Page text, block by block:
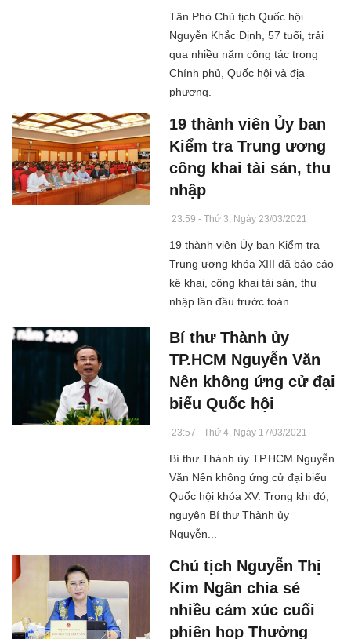
Tân Phó Chủ tịch Quốc hội
Nguyễn Khắc Định, 57 tuổi, trải
qua nhiều năm công tác trong
Chính phủ, Quốc hội và địa
phương.
19 thành viên Ủy ban
Kiểm tra Trung ương
công khai tài sản, thu
nhập
23:59 - Thứ 3, Ngày 23/03/2021
19 thành viên Ủy ban Kiểm tra
Trung ương khóa XIII đã báo cáo
kê khai, công khai tài sản, thu
nhập lần đầu trước toàn...
Bí thư Thành ủy
TP.HCM Nguyễn Văn
Nên không ứng cử đại
biểu Quốc hội
23:57 - Thứ 4, Ngày 17/03/2021
Bí thư Thành ủy TP.HCM Nguyễn
Văn Nên không ứng cử đại biểu
Quốc hội khóa XV. Trong khi đó,
nguyên Bí thư Thành ủy
Nguyễn...
Chủ tịch Nguyễn Thị
Kim Ngân chia sẻ
nhiều cảm xúc cuối
phiên họp Thường